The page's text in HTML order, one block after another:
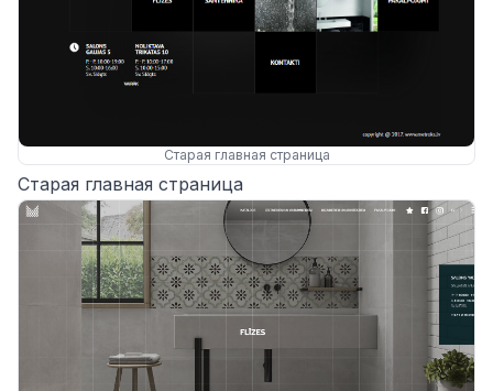
Старая главная страница
Старая главная страница